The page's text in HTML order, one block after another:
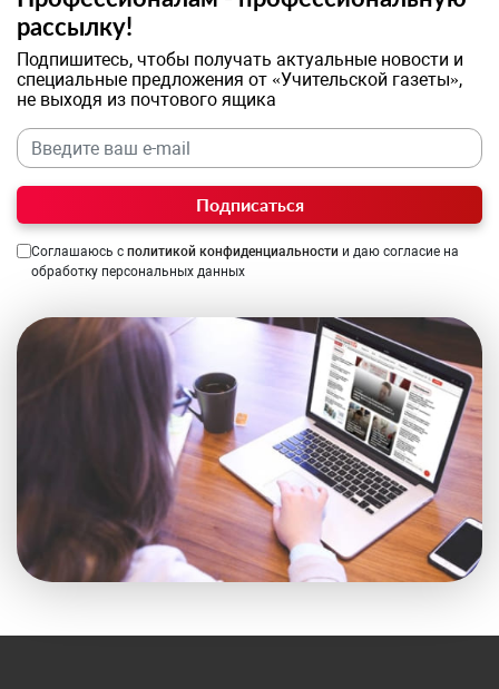
рассылку!
Подпишитесь, чтобы получать актуальные новости и
специальные предложения от «Учительской газеты»,
не выходя из почтового ящика
Подписаться
Соглашаюсь с политикой конфиденциальности и даю согласие на
обработку персональных данных